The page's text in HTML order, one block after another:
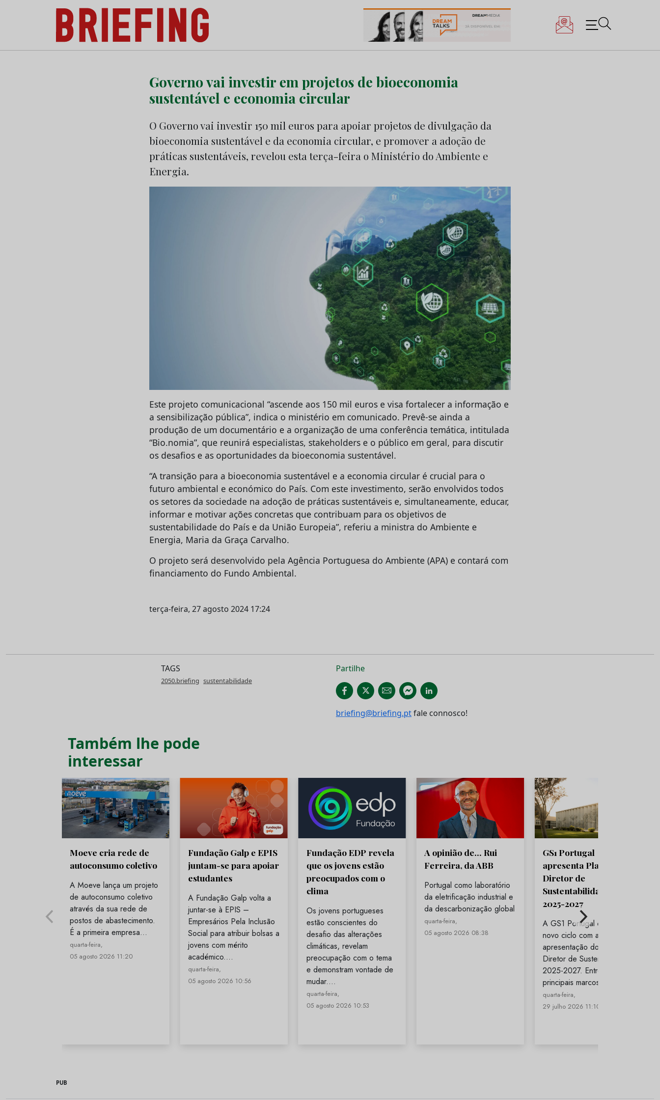
Briefing: Todas as notícias sobre os negócios do Marketing e da Publicidade
Governo vai investir em projetos de bioeconomia
sustentável e economia circular
O Governo vai investir 150 mil euros para apoiar projetos de divulgação da
bioeconomia sustentável e da economia circular, e promover a adoção de
práticas sustentáveis, revelou esta terça-feira o Ministério do Ambiente e
Energia.
Este projeto comunicacional “ascende aos 150 mil euros e visa fortalecer a informação e
a sensibilização pública”, indica o ministério em comunicado. Prevê-se ainda a
produção de um documentário e a organização de uma conferência temática, intitulada
“Bio.nomia”, que reunirá especialistas, stakeholders e o público em geral, para discutir
os desafios e as oportunidades da bioeconomia sustentável.
“A transição para a bioeconomia sustentável e a economia circular é crucial para o
futuro ambiental e económico do País. Com este investimento, serão envolvidos todos
os setores da sociedade na adoção de práticas sustentáveis e, simultaneamente, educar,
informar e motivar ações concretas que contribuam para os objetivos de
sustentabilidade do País e da União Europeia”, referiu a ministra do Ambiente e
Energia, Maria da Graça Carvalho.
O projeto será desenvolvido pela Agência Portuguesa do Ambiente (APA) e contará com
financiamento do Fundo Ambiental.
terça-feira, 27 agosto 2024 17:24
TAGS
2050.briefing sustentabilidade
Partilhe
briefing@briefing.ptfale connosco!
Também lhe pode
interessar
Moeve cria rede de
autoconsumo coletivo
A Moeve lança um projeto
de autoconsumo coletivo
através da sua rede de
postos de abastecimento.
É a primeira empresa…
quarta-feira,
05 agosto 2026 11:20
Fundação Galp e EPIS
juntam-se para apoiar
estudantes
A Fundação Galp volta a
juntar-se à EPIS –
Empresários Pela Inclusão
Social para atribuir bolsas a
jovens com mérito
académico.…
quarta-feira,
05 agosto 2026 10:56
Fundação EDP revela
que os jovens estão
preocupados com o
clima
Os jovens portugueses
estão conscientes do
desafio das alterações
climáticas, revelam
preocupação com o tema
e demonstram vontade de
mudar.…
quarta-feira,
05 agosto 2026 10:53
A opinião de… Rui
Ferreira, da ABB
Portugal como laboratório
da eletrificação industrial e
da descarbonização global
quarta-feira,
05 agosto 2026 08:38
GS1 Portugal
apresenta Plano
Diretor de
Sustentabilidade para
2025-2027
A GS1 Portugal entra num
novo ciclo com a
apresentação do Plano
Diretor de Sustentabilidade
2025-2027. Entre os
principais marcos…
quarta-feira,
29 julho 2026 11:10
PUB